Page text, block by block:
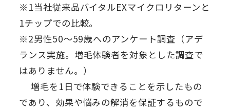
※1当社従来品バイタルEXマイクロリターンと
1チップでの比較。
※2男性50～59歳へのアンケート調査（アデ
ランス実施。増毛体験者を対象とした調査で
はありません。）
増毛を1日で体験できることを示したもの
であり、効果や悩みの解消を保証するもので